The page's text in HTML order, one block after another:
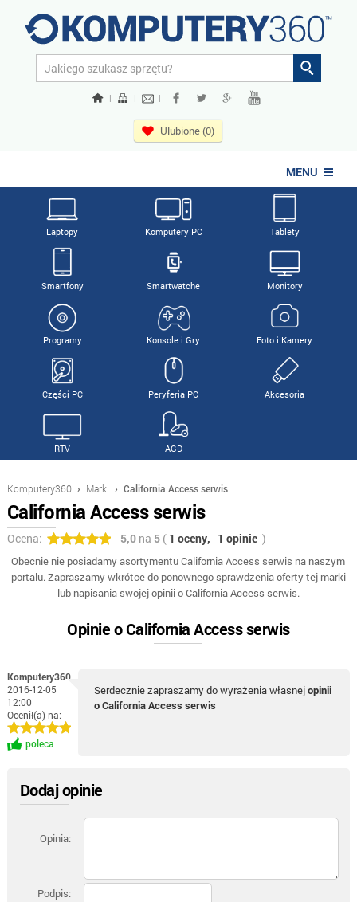
| | |
Ulubione (0)
MENU
Laptopy Komputery PC Tablety
Smartfony Smartwatche Monitory
Programy Konsole i Gry Foto i Kamery
Części PC Peryferia PC Akcesoria
RTV AGD
Komputery360 › Marki › California Access serwis
California Access serwis
Ocena: 5,0na 5( 1 oceny, 1 opinie )
Obecnie nie posiadamy asortymentu California Access serwis na naszym
portalu. Zapraszamy wkrótce do ponownego sprawdzenia oferty tej marki
lub napisania swojej opinii o California Access serwis.
Opinie o California Access serwis
Komputery360
2016-12-05
12:00
Ocenił(a) na:
poleca
Serdecznie zapraszamy do wyrażenia własnejopinii
o California Access serwis
Dodaj opinie
Opinia:
Podpis: